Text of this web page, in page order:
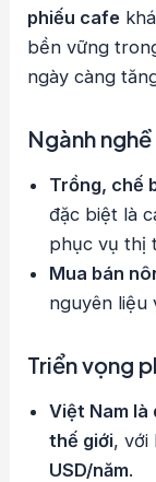
phiếu cafe
bền vững
ngày càng
Ngành
Trồng, chế
đặc biệt là
phục vụ thị
Mua bán
nguyên liệu
Triển vọng
Việt Nam là
thế giới, với
USD/năm.